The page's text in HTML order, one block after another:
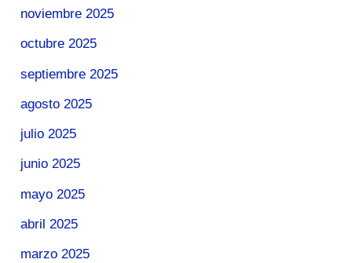
noviembre 2025
octubre 2025
septiembre 2025
agosto 2025
julio 2025
junio 2025
mayo 2025
abril 2025
marzo 2025